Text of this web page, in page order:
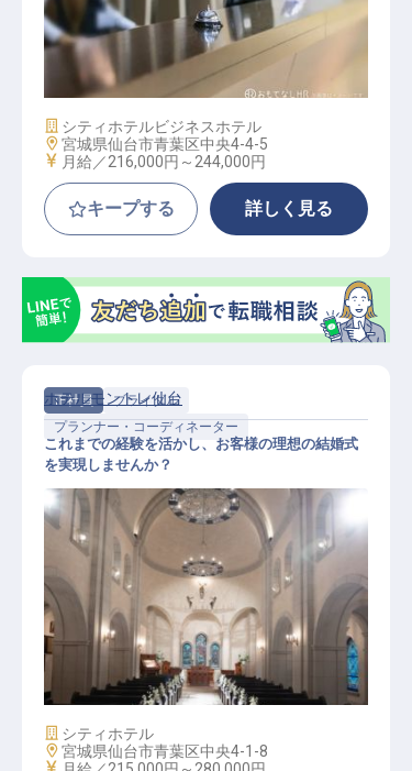
フロントスタッフ
施設業態
シティホテルビジネスホテル
勤務地
宮城県仙台市青葉区中央4-4-5
給与
月給／216,000円～ 244,000円
キープする 詳しく見る
正社員
ブライダル
プランナー・コーディネーター
ウエディングプランナーリーダー
ホテルモントレ仙台
これまでの経験を活かし、お客様の理想の結婚式
を実現しませんか？
施設業態
シティホテル
勤務地
宮城県仙台市青葉区中央4-1-8
給与